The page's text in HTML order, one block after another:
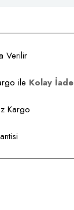
Verilir
ile Kolay İade
Kargo